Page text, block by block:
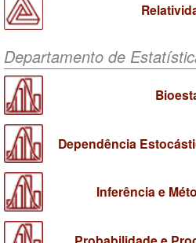
Departamento de
Dependência
Inferência e